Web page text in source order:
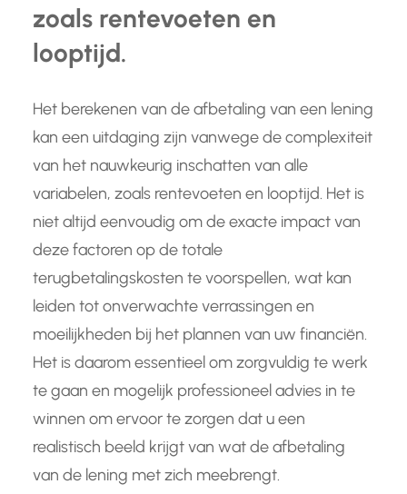
zoals rentevoeten en
looptijd.
Het berekenen van de afbetaling van een lening
kan een uitdaging zijn vanwege de complexiteit
van het nauwkeurig inschatten van alle
variabelen, zoals rentevoeten en looptijd. Het is
niet altijd eenvoudig om de exacte impact van
deze factoren op de totale
terugbetalingskosten te voorspellen, wat kan
leiden tot onverwachte verrassingen en
moeilijkheden bij het plannen van uw financiën.
Het is daarom essentieel om zorgvuldig te werk
te gaan en mogelijk professioneel advies in te
winnen om ervoor te zorgen dat u een
realistisch beeld krijgt van wat de afbetaling
van de lening met zich meebrengt.